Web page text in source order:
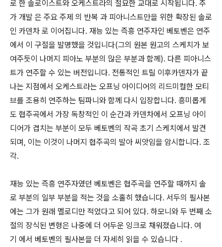
로 한 솔로이스트와 오케스트라의 절묘한 교대로 시작됩니다. 추
가 개발 은 주요 주제 의 반복 과 피아니스트만을 위한 확장된 솔로
인 카덴차 로 이어집니다. 재능 있는 즉흥 연주자인 베토벤은 연주
에서 이 구절을 발명했을 것입니다(그의 원본 원고의 스케치가 보
여주듯이 나머지 피아노 부분의 많은 부분과 함께). 다른 피아니스
트가 연주할 수 있는 버전입니다. 전통적인 트릴 이후카덴자가 끝
나는 지점에서 오케스트라는 오프닝 아이디어의 리드미컬한 모티
브를 조용히 연주하는 팀파니와 함께 다시 입장합니다. 흥미롭게
도 협주곡에서 가장 독창적인 이 순간과 카덴차에서 오프닝 아이
디어가 겹치는 부분이 모두 베토벤의 작곡 초기 스케치에서 발견
되며, 이는 이것이 나머지 협주곡의 발아 씨앗임을 암시합니다. 조
각.
재능 있는 즉흥 연주자였던 베토벤은 협주곡을 연주할 때까지 솔
로 부분의 일부 부분을 적는 것을 소홀히 했습니다. 서두의 필사본
에는 그가 원래 멜로디만 적었다고 되어 있다. 하모니와 두 번째 소
절의 장식된 변형은 나중에 더 어두운 잉크로 채워졌습니다. 여
기 에서 베토벤의 필사본을 더 자세히 읽을 수 있습니다 .